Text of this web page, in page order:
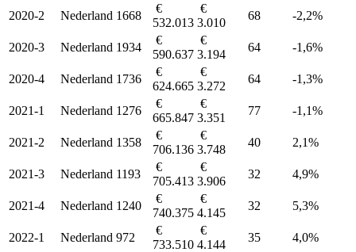
2020-2 Nederland 1668
€
532.013
€
3.010
68 -2,2%
2020-3 Nederland 1934
€
590.637
€
3.194
64 -1,6%
2020-4 Nederland 1736
€
624.665
€
3.272
64 -1,3%
2021-1 Nederland 1276
€
665.847
€
3.351
77 -1,1%
2021-2 Nederland 1358
€
706.136
€
3.748
40 2,1%
2021-3 Nederland 1193
€
705.413
€
3.906
32 4,9%
2021-4 Nederland 1240
€
740.375
€
4.145
32 5,3%
2022-1 Nederland 972
€
733.510
€
4.144
35 4,0%